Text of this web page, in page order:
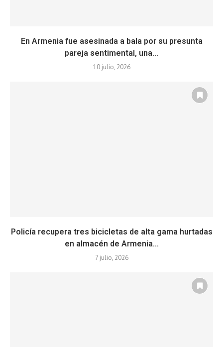
En Armenia fue asesinada a bala por su presunta
pareja sentimental, una...
10 julio, 2026
Policía recupera tres bicicletas de alta gama hurtadas
en almacén de Armenia...
7 julio, 2026